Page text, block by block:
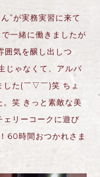
”が実務実習に来て
一緒に働きましたが
囲気を醸し出しつ
じゃなくて、アルバ
した(￣▽￣)笑 ちょ
。笑 きっと素敵な美
リーコークに遊び
60時間おつかれさま